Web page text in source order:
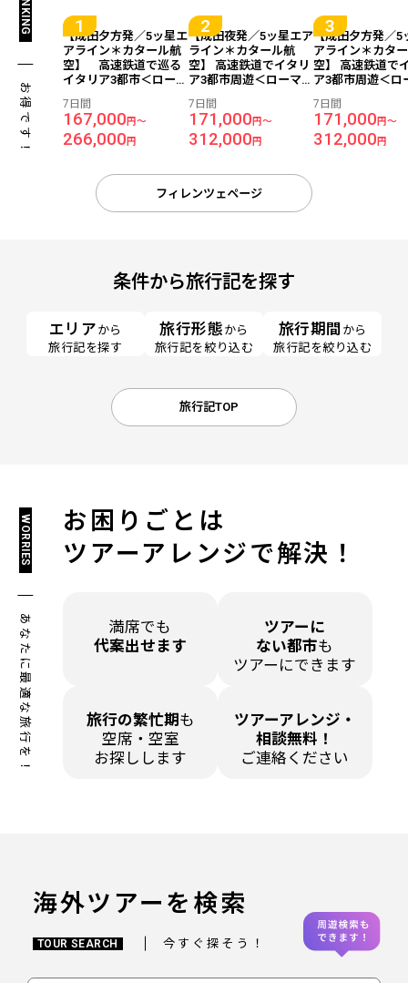
お得です！
【成田夕方発／5ッ星エ
アライン＊カタール航
空】 高速鉄道で巡る
イタリア3都市＜ローマ
ア＞7日間（価格重視ホ
テル利用）
7日間
167,000円～
266,000円
【成田夜発／5ッ星エア
ライン＊カタール航
空】 高速鉄道でイタリ
ア3都市周遊＜ローマ×
7日間（価格重視ホテ
ル）
7日間
171,000 円～
312,000 円
【成田夕方発／5
アライン＊カタ
空】 高速鉄道で
ア3都市周遊＜ロ
7日間（価格重視
ル）
7日間
171,000円～
312,000円
フィレンツェページ
条件から旅行記を探す
エリア から
旅行記を探す
旅行形態 から
旅行記を絞り込む
旅行期間 から
旅行記を絞り込む
旅行記TOP
お困りごとは
ツアーアレンジで解決！
WORRIES
あなたに最適な旅行を！
満席でも
代案出せます
ツアーに
ない都市も
ツアーにできます
旅行の繁忙期 も
空席・空室
お探しします
ツアーアレンジ・
相談無料！
ご連絡ください
海外ツアーを検索
TOUR SEARCH 今すぐ探そう！